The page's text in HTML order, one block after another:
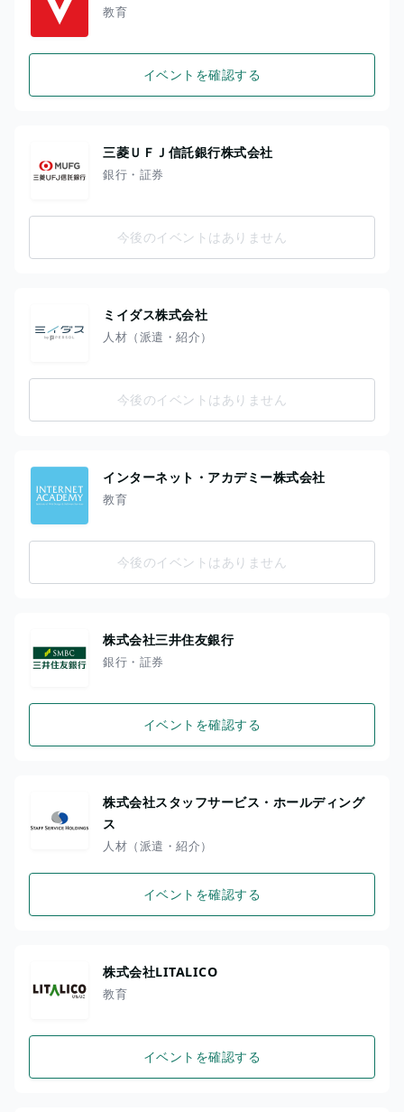
教育
イベントを確認する
三菱ＵＦＪ信託銀行株式会社
銀行・証券
今後のイベントはありません
ミイダス株式会社
人材（派遣・紹介）
今後のイベントはありません
インターネット・アカデミー株式会社
教育
今後のイベントはありません
株式会社三井住友銀行
銀行・証券
イベントを確認する
株式会社スタッフサービス・ホールディング
ス
人材（派遣・紹介）
イベントを確認する
株式会社LITALICO
教育
イベントを確認する